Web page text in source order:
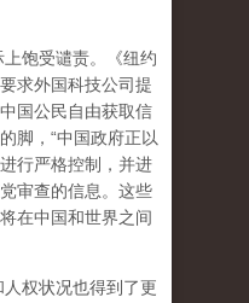
饱受谴责。《纽约
求外国科技公司提
国公民自由获取信
脚，“中国政府正以
行严格控制，并进
审查的信息。这些
在中国和世界之间
权状况也得到了更